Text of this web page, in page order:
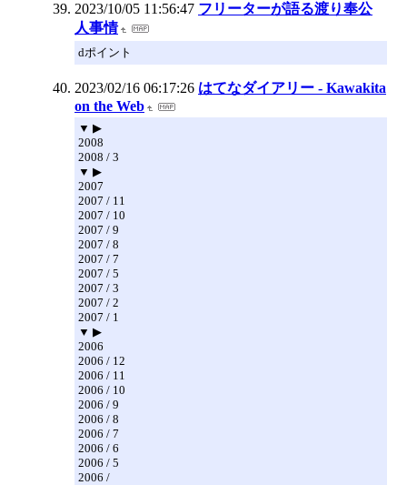
2023/10/05 11:56:47 フリーターが語る渡り奉公
人事情
dポイント
2023/02/16 06:17:26 はてなダイアリー - Kawakita
on the Web
▼ ▶
2008
2008 / 3
▼ ▶
2007
2007 / 11
2007 / 10
2007 / 9
2007 / 8
2007 / 7
2007 / 5
2007 / 3
2007 / 2
2007 / 1
▼ ▶
2006
2006 / 12
2006 / 11
2006 / 10
2006 / 9
2006 / 8
2006 / 7
2006 / 6
2006 / 5
2006 /